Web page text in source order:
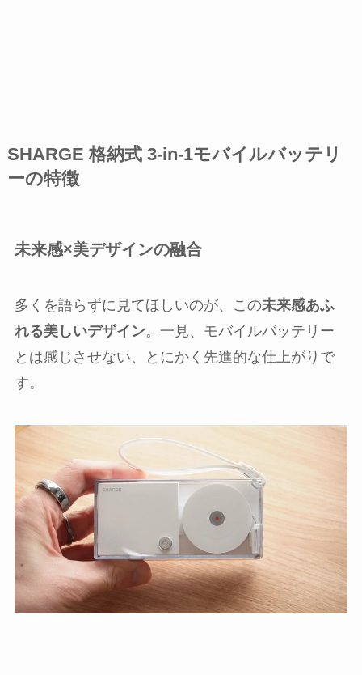
SHARGE 格納式 3-in-1モバイルバッテリ
ーの特徴
未来感×美デザインの融合
多くを語らずに見てほしいのが、この未来感あふ
れる美しいデザイン。一見、モバイルバッテリー
とは感じさせない、とにかく先進的な仕上がりで
す。